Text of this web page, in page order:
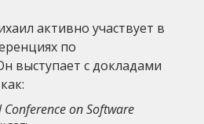
активно участвует в
по
выступает с докладами
on Software